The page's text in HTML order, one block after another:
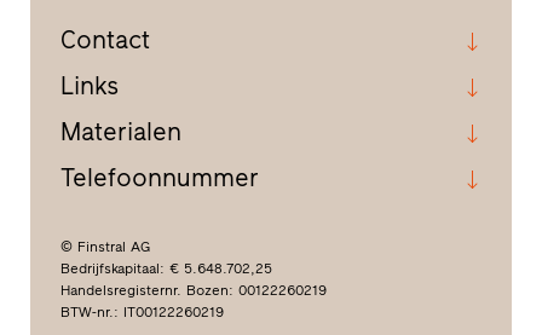
Contact
Links
Materialen
Telefoonnummer
© Finstral AG
Bedrijfskapitaal: € 5.648.702,25
Handelsregisternr. Bozen: 00122260219
BTW-nr.: IT00122260219